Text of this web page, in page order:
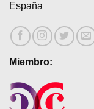
la
de
producto
España
Miembro: